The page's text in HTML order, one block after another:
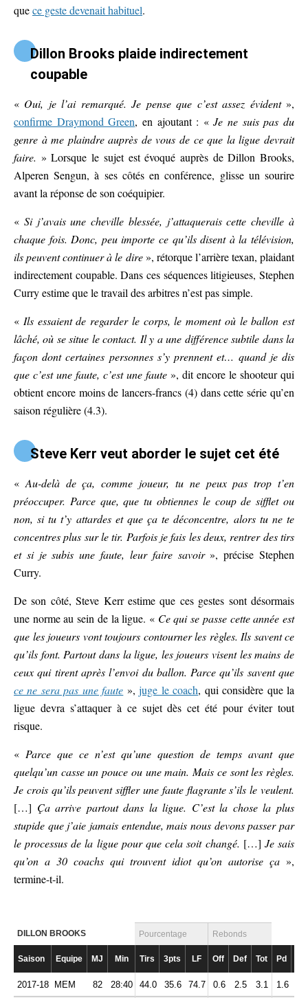
quece geste devenait habituel.
Dillon Brooks plaide indirectement
coupable
« Oui, je l’ai remarqué. Je pense que c’est assez évident»,
confirme Draymond Green, en ajoutant : «Je ne suis pas du
genre à me plaindre auprès de vous de ce que la ligue devrait
faire. » Lorsque le sujet est évoqué auprès de Dillon Brooks,
Alperen Sengun, à ses côtés en conférence, glisse un sourire
avant la réponse de son coéquipier.
« Si j’avais une cheville blessée, j’attaquerais cette cheville à
chaque fois. Donc, peu importe ce qu’ils disent à la télévision,
ils peuvent continuer à le dire», rétorque l’arrière texan, plaidant
indirectement coupable. Dans ces séquences litigieuses, Stephen
Curry estime que le travail des arbitres n’est pas simple.
« Ils essaient de regarder le corps, le moment où le ballon est
lâché, où se situe le contact. Il y a une différence subtile dans la
façon dont certaines personnes s’y prennent et… quand je dis
que c’est une faute, c’est une faute », dit encore le shooteur qui
obtient encore moins de lancers-francs (4) dans cette série qu’en
saison régulière (4.3).
Steve Kerr veut aborder le sujet cet été
« Au-delà de ça, comme joueur, tu ne peux pas trop t’en
préoccuper. Parce que, que tu obtiennes le coup de sifflet ou
non, si tu t’y attardes et que ça te déconcentre, alors tu ne te
concentres plus sur le tir. Parfois je fais les deux, rentrer des tirs
et si je subis une faute, leur faire savoir», précise Stephen
Curry.
De son côté, Steve Kerr estime que ces gestes sont désormais
une norme au sein de la ligue. « Ce qui se passe cette année est
que les joueurs vont toujours contourner les règles. Ils savent ce
qu’ils font. Partout dans la ligue, les joueurs visent les mains de
ceux qui tirent après l’envoi du ballon. Parce qu’ils savent que
ce ne sera pas une faute »,juge le coach, qui considère que la
ligue devra s’attaquer à ce sujet dès cet été pour éviter tout
risque.
« Parce que ce n’est qu’une question de temps avant que
quelqu’un casse un pouce ou une main. Mais ce sont les règles.
Je crois qu’ils peuvent siffler une faute flagrante s’ils le veulent.
[…] Ça arrive partout dans la ligue. C’est la chose la plus
stupide que j’aie jamais entendue, mais nous devons passer par
le processus de la ligue pour que cela soit changé. […] Je sais
qu’on a 30 coachs qui trouvent idiot qu’on autorise ça »,
termine-t-il.
DILLON BROOKS Pourcentage Rebonds
Saison Equipe MJ Min Tirs 3pts LF Off Def Tot Pd
2017-18 MEM 82 28:40 44.0 35.6 74.7 0.6 2.5 3.1 1.6